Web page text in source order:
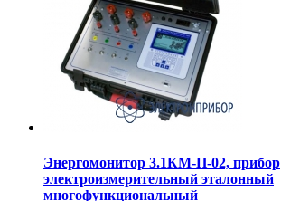
Энергомонитор 3.1КМ-П-02, прибор
электроизмерительный эталонный
многофункциональный